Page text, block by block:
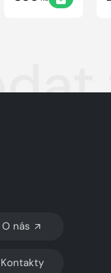
TMAVÝ REŽIM
O nás
Kontakty